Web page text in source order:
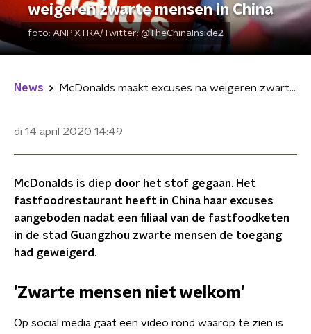
weigeren zwarte mensen in China
foto:ANP XTRA/Twitter: @TheChinaInside2
News McDonalds maakt excuses na weigeren zwarte mensen in China
di 14 april 2020 14:49
McDonalds is diep door het stof gegaan. Het
fastfoodrestaurant heeft in China haar excuses
aangeboden nadat een filiaal van de fastfoodketen
in de stad Guangzhou zwarte mensen de toegang
had geweigerd.
'Zwarte mensen niet welkom'
Op social media gaat een video rond waarop te zien is